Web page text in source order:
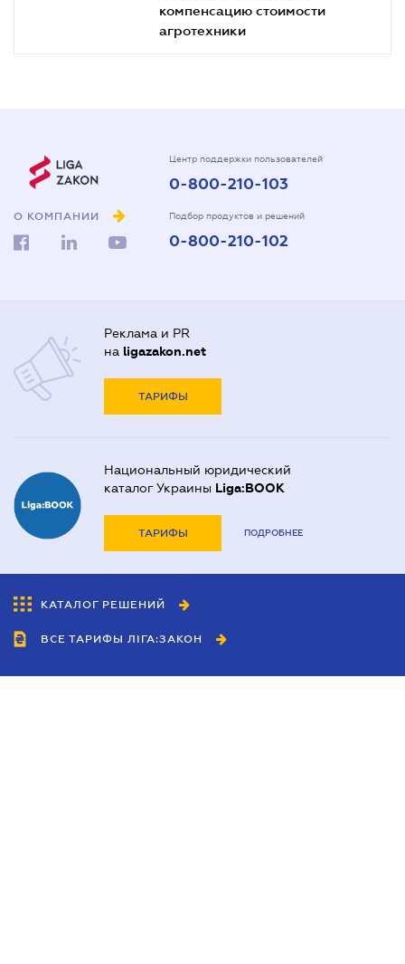
компенсацию стоимости
агротехники
О КОМПАНИИ
Центр поддержки пользователей
0-800-210-103
Подбор продуктов и решений
0-800-210-102
Реклама и PR
на ligazakon.net
ТАРИФЫ
Национальный юридический
каталог Украины Liga:BOOK
ТАРИФЫ ПОДРОБНЕЕ
КАТАЛОГ РЕШЕНИЙ
ВСЕ ТАРИФЫ ЛІГА:ЗАКОН